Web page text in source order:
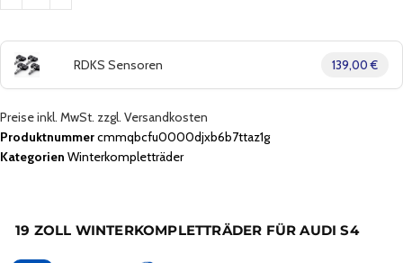
RDKS Sensoren 139,00 €
Preise inkl. MwSt. zzgl. Versandkosten
Produktnummercmmqbcfu0000djxb6b7ttaz1g
Kategorien Winterkompletträder
19 ZOLL WINTERKOMPLETTRÄDER FÜR AUDI S4